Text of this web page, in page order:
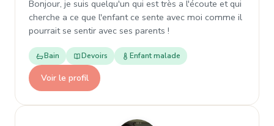
Bonjour, je suis quelqu'un qui est très a l'écoute et qui
cherche a ce que l'enfant ce sente avec moi comme il
pourrait se sentir avec ses parents !
Bain Devoirs Enfant malade
Voir le profil